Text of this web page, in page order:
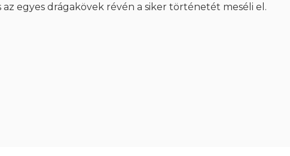
egyes drágakövek révén a siker történetét meséli el.